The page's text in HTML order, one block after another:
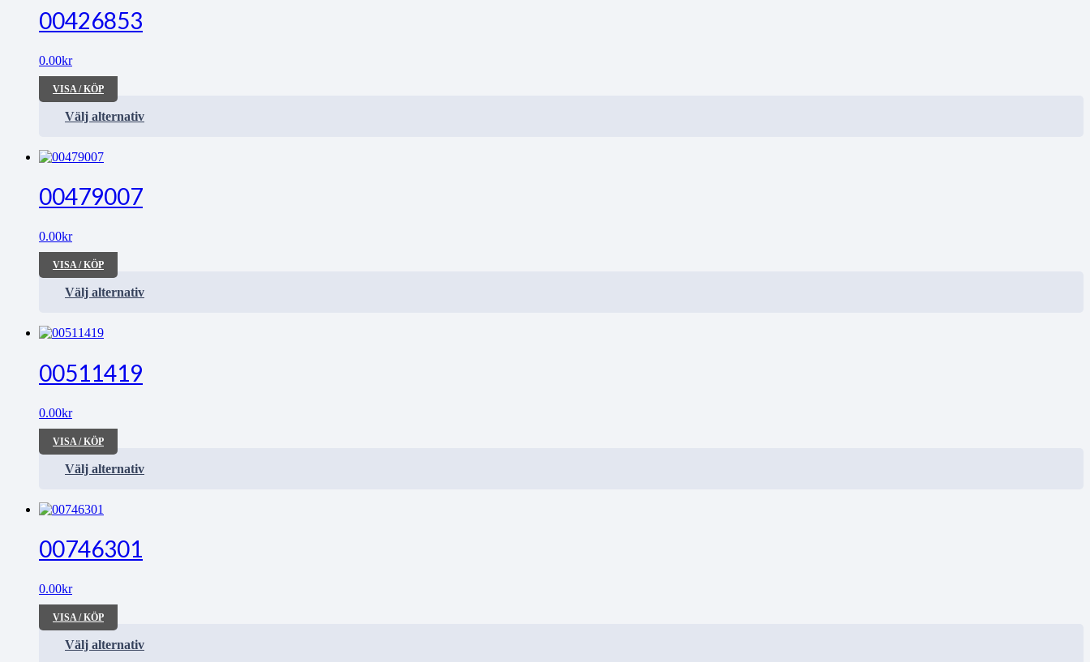
00426853
0.00kr
VISA / KÖP
Välj alternativ
00479007
0.00kr
VISA / KÖP
Välj alternativ
00511419
0.00kr
VISA / KÖP
Välj alternativ
00746301
0.00kr
VISA / KÖP
Välj alternativ